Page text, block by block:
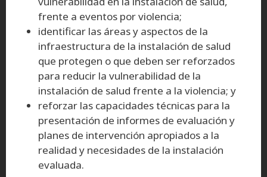
frente a eventos por violencia;
identificar las áreas y aspectos de la
infraestructura de la instalación de salud
que protegen o que deben ser reforzados
para reducir la vulnerabilidad de la
instalación de salud frente a la violencia; y
reforzar las capacidades técnicas para la
presentación de informes de evaluación y
planes de intervención apropiados a la
realidad y necesidades de la instalación
evaluada.